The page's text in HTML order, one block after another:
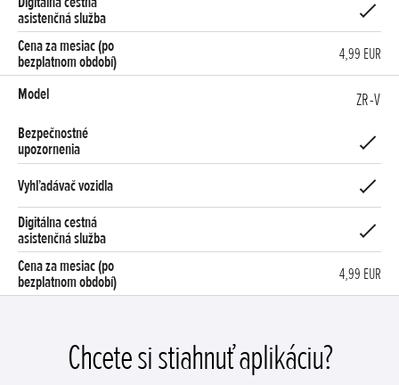
4,99 EUR
ZR-V
4,99 EUR
Chcete si stiahnuť aplikáciu?